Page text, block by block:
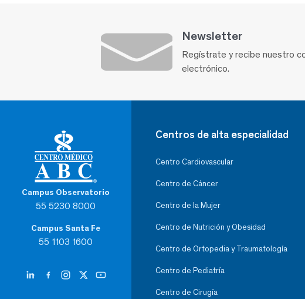
Newsletter
Regístrate y recibe nuestro
electrónico.
Campus Observatorio
55 5230 8000
Campus Santa Fe
55 1103 1600
Centros de alta especialidad
Centro Cardiovascular
Centro de Cáncer
Centro de la Mujer
Centro de Nutrición y Obesidad
Centro de Ortopedia y Traumatología
Centro de Pediatría
Centro de Cirugía